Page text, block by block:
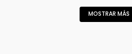
MOSTRAR MÁS